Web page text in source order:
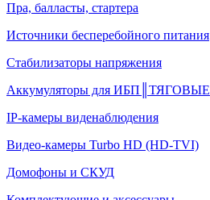
Пра, балласты, стартера
Источники бесперебойного питания
Стабилизаторы напряжения
Аккумуляторы для ИБП║ТЯГОВЫЕ
IP-камеры виденаблюдения
Видео-камеры Turbo HD (HD-TVI)
Домофоны и СКУД